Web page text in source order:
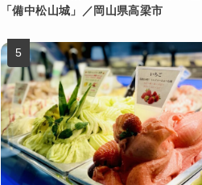
「備中松山城」／岡山県高梁市